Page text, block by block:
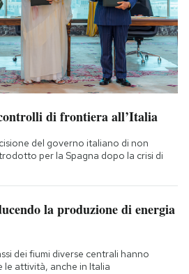
di frontiera all’Italia
del governo italiano di non
per la Spagna dopo la crisi di
la produzione di energia
dei fiumi diverse centrali hanno
attività, anche in Italia